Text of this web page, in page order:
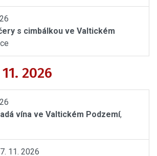
s cimbálkou ve Valtickém
2026
vína ve Valtickém Podzemí,
11. 2026